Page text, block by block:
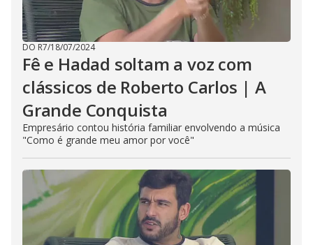
DO R7/18/07/2024
Fê e Hadad soltam a voz com
clássicos de Roberto Carlos | A
Grande Conquista
Empresário contou história familiar envolvendo a música
"Como é grande meu amor por você"